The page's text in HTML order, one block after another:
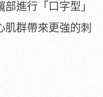
進行「口字型」
群帶來更強的刺